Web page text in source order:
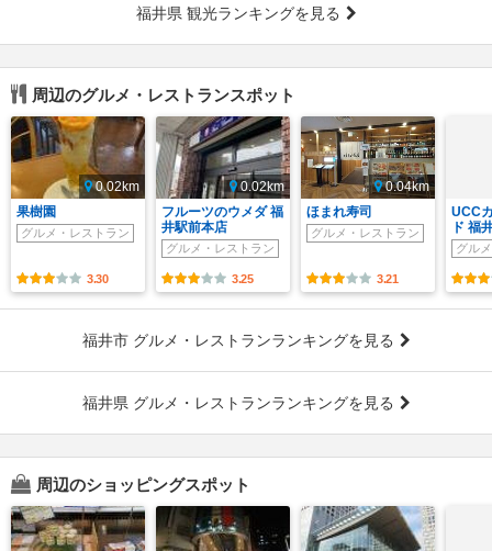
福井県 観光ランキングを見る
周辺のグルメ・レストランスポット
0.02km
果樹園
グルメ・レストラン
3.30
0.02km
フルーツのウメダ 福
井駅前本店
グルメ・レストラン
3.25
0.04km
ほまれ寿司
グルメ・レストラン
3.21
UCC
ド 福
グル
福井市 グルメ・レストランランキングを見る
福井県 グルメ・レストランランキングを見る
周辺のショッピングスポット